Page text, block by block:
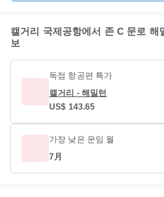
캘거리 국제공항에서 존 C 문로 해
보
독점 항공편 특가
캘거리 - 해밀턴
US$ 143.65
가장 낮은 운임 월
7月